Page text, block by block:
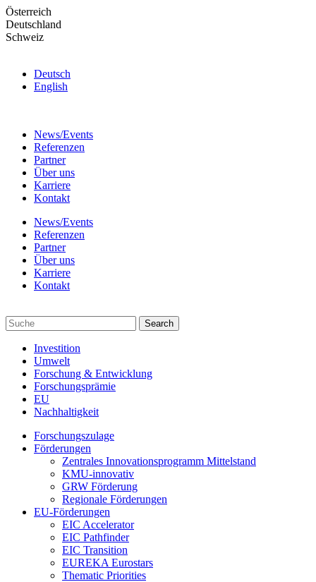
Skip
to
the
Österreich
Deutschland
Schweiz
Deutsch
English
News/Events
Referenzen
Partner
Über uns
Karriere
Kontakt
News/Events
Referenzen
Partner
Über uns
Karriere
Kontakt
Investition
Umwelt
Forschung & Entwicklung
Forschungsprämie
EU
Nachhaltigkeit
Forschungszulage
Förderungen
Zentrales Innovationsprogramm Mittelstand
KMU-innovativ
GRW Förderung
Regionale Förderungen
EU-Förderungen
EIC Accelerator
EIC Pathfinder
EIC Transition
EUREKA Eurostars
Thematic Priorities